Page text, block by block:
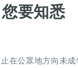
要知悉
在公眾地方向未